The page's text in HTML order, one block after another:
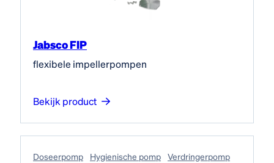
Jabsco FIP
flexibele impellerpompen
Bekijk product
Doseerpomp Hygienische pomp Verdringerpomp